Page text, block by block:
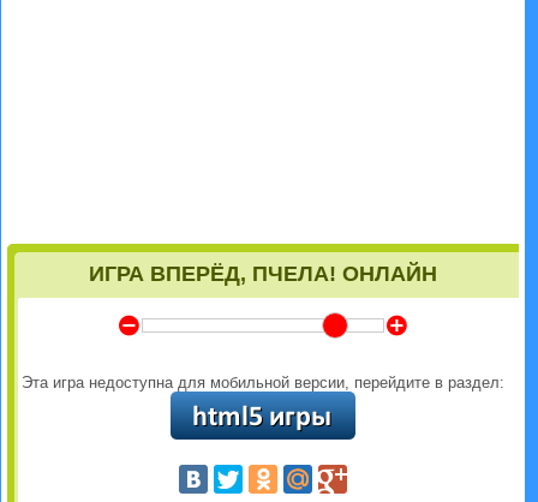
ИГРА ВПЕРЁД, ПЧЕЛА! ОНЛАЙН
Y Z
Эта игра недоступна для мобильной версии, перейдите в раздел: